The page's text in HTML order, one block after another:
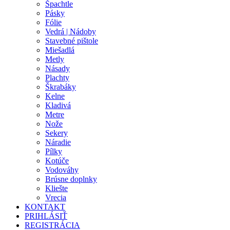
Špachtle
Pásky
Fólie
Vedrá | Nádoby
Stavebné pištole
Miešadlá
Metly
Násady
Plachty
Škrabáky
Kelne
Kladivá
Metre
Nože
Sekery
Náradie
Pílky
Kotúče
Vodováhy
Brúsne doplnky
Kliešte
Vrecia
KONTAKT
PRIHLÁSIŤ
REGISTRÁCIA